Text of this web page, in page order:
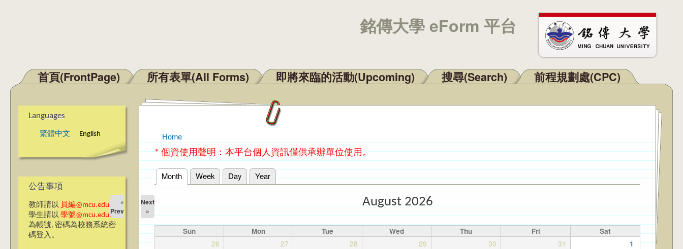
銘傳大學 eForm 平台
Main menu
首頁(FrontPage) 所有表單(All Forms) 即將來臨的活動(Upcoming) 搜尋(Search) 前程規劃處(CPC)
Languages
繁體中文 English
公告事項
教師請以 員編@mcu.edu.tw
學生請以 學號@mcu.edu.tw
為帳號, 密碼為校務系統密
碼登入。
You are here
Home
* 個資使用聲明：本平台個人資訊僅供承辦單位使用。
Primary tabs
Month (active tab)
Week Day Year
August 2026
«
Prev
Next
»
Sun Mon Tue Wed Thu Fri Sat
26 27 28 29 30 31 1